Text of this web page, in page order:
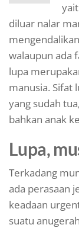
diluar nalar
walaupun ada
lupa
manusia. Sifat
yang sudah
bahkan anak
Lupa,
Terkadang
ada perasaan
keadaan
suatu